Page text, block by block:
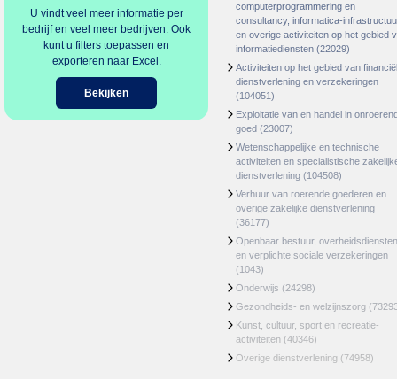
U vindt veel meer informatie per
bedrijf en veel meer bedrijven. Ook
kunt u filters toepassen en
exporteren naar Excel.
Bekijken
computerprogrammering en
consultancy, informatica-
en overige activiteiten op het gebied
informatiediensten (22029)
Activiteiten op het gebied van
dienstverlening en verzekeringen
(104051)
Exploitatie van en handel in
goed (23007)
Wetenschappelijke en technische
activiteiten en specialistische
dienstverlening (104508)
Verhuur van roerende goederen en
overige zakelijke dienstverlening
(36177)
Openbaar bestuur, overheidsdiensten
en verplichte sociale verzekeringen
(1043)
Onderwijs (24298)
Gezondheids- en welzijnszorg
Kunst, cultuur, sport en recreatie-
activiteiten (40346)
Overige dienstverlening (74958)